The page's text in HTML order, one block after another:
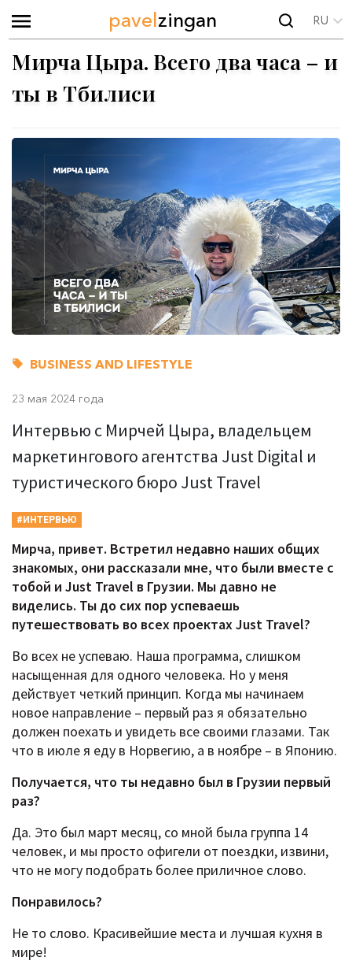
pavelzingan RU
BUSINESS AND LIFESTYLE
23 мая 2024 года
Мирча Цыра. Всего два часа – и
ты в Тбилиси
Интервью с Мирчей Цыра, владельцем
маркетингового агентства Just Digital и
туристического бюро Just Travel
#ИНТЕРВЬЮ
Мирча, привет. Встретил недавно наших общих
знакомых, они рассказали мне, что были вместе с
тобой и Just Travel в Грузии. Мы давно не
виделись. Ты до сих пор успеваешь
путешествовать во всех проектахJust Travel?
Во всех не успеваю. Наша программа, слишком
насыщенная для одного человека. Но у меня
действует четкий принцип. Когда мы начинаем
новое направление – первый раз я обязательно
должен поехать и увидеть все своими глазами. Так
что в июле я еду в Норвегию, а в ноябре – в Японию.
Получается, что ты недавно был в Грузии первый
раз?
Да. Это был март месяц, со мной была группа 14
человек, и мы просто офигели от поездки, извини,
что не могу подобрать более приличное слово.
Понравилось?
Не то слово. Красивейшие места и лучшая кухня в
мире!